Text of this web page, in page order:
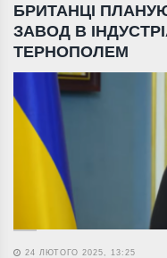
БРИТАНЦІ
ЗАВОД В
ТЕРНОПОЛЕМ
24 ЛЮТОГО 2025, 13:25